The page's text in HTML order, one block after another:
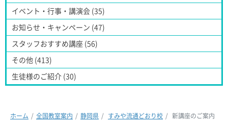
イベント・行事・講演会 (35)
お知らせ・キャンペーン (47)
スタッフおすすめ講座 (56)
その他 (413)
生徒様のご紹介 (30)
ホーム 全国教室案内 静岡県 すみや流通どおり校 新講座のご案内